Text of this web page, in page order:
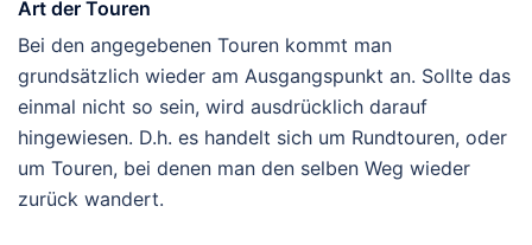
Art der Touren
Bei den angegebenen Touren kommt man
grundsätzlich wieder am Ausgangspunkt an. Sollte das
einmal nicht so sein, wird ausdrücklich darauf
hingewiesen. D.h. es handelt sich um Rundtouren, oder
um Touren, bei denen man den selben Weg wieder
zurück wandert.